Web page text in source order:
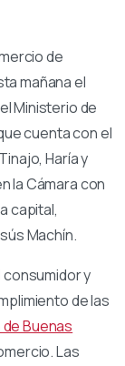
de
mañana el
Ministerio de
cuenta con el
Haría y
la Cámara con
capital,
Machín.
y
de las
de Buenas
Las